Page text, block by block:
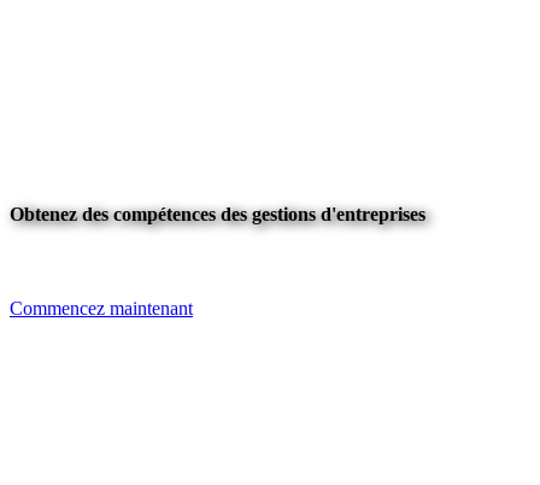
Obtenez des compétences des gestions d'entreprises
Commencez maintenant